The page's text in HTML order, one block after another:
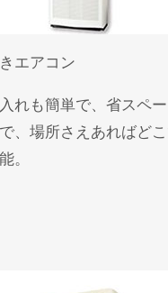
エアコン
れも簡単で、省スペ
、場所さえあればど
。